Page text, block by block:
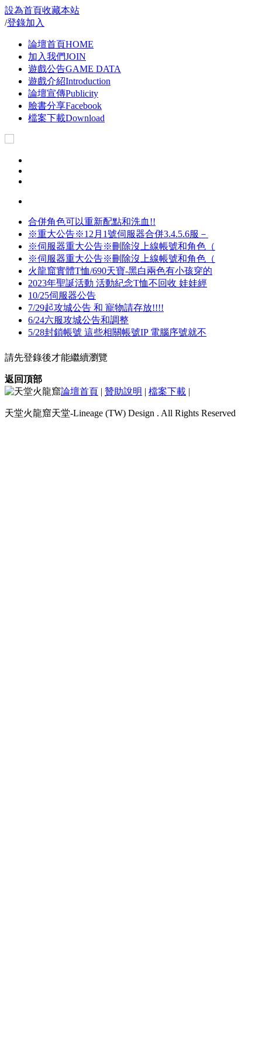
設為首頁收藏本站
/登錄加入
論壇首頁HOME
加入我們JOIN
遊戲公告GAME DATA
遊戲介紹Introduction
論壇宣傳Publicity
臉書分享Facebook
檔案下載Download
合併角色可以重新配點和洗血!!
※重大公告※12月1號伺服器合併3.4.5.6服－
※伺服器重大公告※刪除沒上線帳號和角色（
※伺服器重大公告※刪除沒上線帳號和角色（
火龍窟實體T恤/690天寶-黑白兩色有小孩穿的
2023年聖誕活動 活動紀念T恤不回收 娃娃經
10/25伺服器公告
7/29起攻城公告 和 寵物請存放!!!!
6/24六服攻城公告和調整
5/28封鎖帳號 這些相關帳號IP 電腦序號就不
請先登錄後才能繼續瀏覽
返回頂部
論壇首頁 | 贊助說明 | 檔案下載 |
天堂火龍窟天堂-Lineage (TW) Design . All Rights Reserved